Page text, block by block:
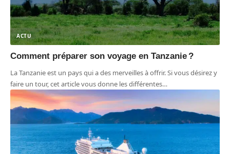
ACTU
Comment préparer son voyage en Tanzanie ?
La Tanzanie est un pays qui a des merveilles à offrir. Si vous désirez y
faire un tour, cet article vous donne les différentes…